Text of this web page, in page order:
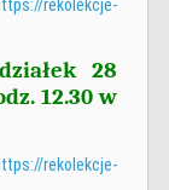
rekolekcje-
28
12.30 w
rekolekcje-